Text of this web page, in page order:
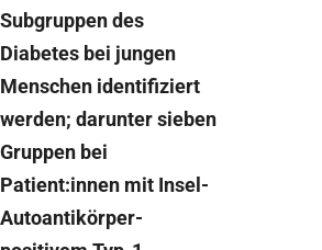
Subgruppen des
Diabetes bei jungen
Menschen identifiziert
werden; darunter sieben
Gruppen bei
Patient:innen mit Insel-
Autoantikörper-